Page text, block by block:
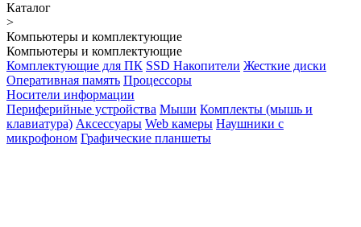
Каталог
>
Компьютеры и комплектующие
Компьютеры и комплектующие
Комплектующие для ПК SSD Накопители Жесткие диски
Оперативная память Процессоры
Носители информации
Периферийные устройства Мыши Комплекты (мышь и
клавиатура) Аксессуары Web камеры Наушники с
микрофоном Графические планшеты